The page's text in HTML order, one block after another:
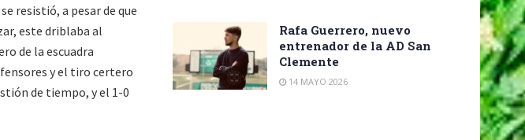
resistió, a pesar de que
este driblaba al
de la escuadra
y el tiro certero
de tiempo, y el 1-0
Rafa Guerrero, nuevo
entrenador de la AD San
Clemente
14 MAYO 2026